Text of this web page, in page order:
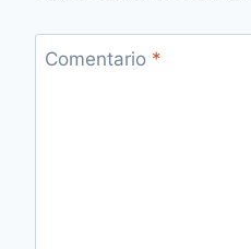
Comentario *